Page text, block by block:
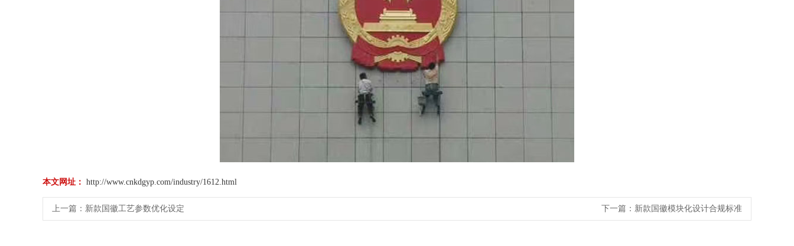
本文网址： http://www.cnkdgyp.com/industry/1612.html
上一篇： 新款国徽工艺参数优化设定 下一篇： 新款国徽模块化设计合规标准